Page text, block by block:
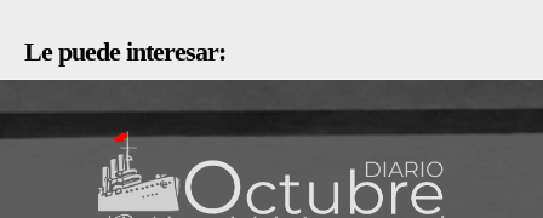
Le puede interesar: